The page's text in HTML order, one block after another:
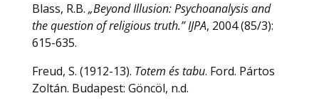
Blass, R.B. „Beyond Illusion: Psychoanalysis and
the question of religious truth.” IJPA, 2004 (85/3):
615-635.
Freud, S. (1912-13). Totem és tabu. Ford. Pártos
Zoltán. Budapest: Göncöl, n.d.